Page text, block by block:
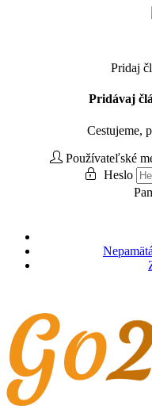
Pridaj
Pridávaj
Cestujeme,
Používateľské
Heslo